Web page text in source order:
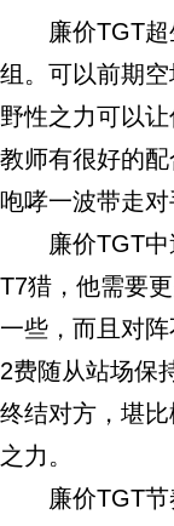
廉价TGT
组。可以前期
野性之力可以
教师有很好的
咆哮一波带走对
廉价TGT
T7猎，他需要
一些，而且对
2费随从站场保
终结对方，堪
之力。
廉价TGT